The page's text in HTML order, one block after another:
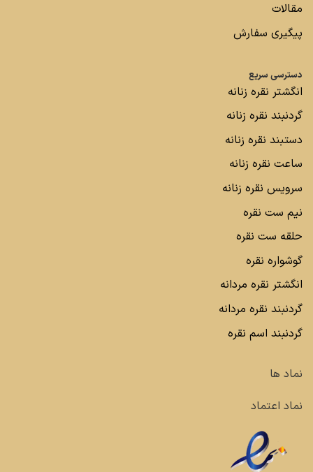
مقالات
پیگیری سفارش
دسترسی سریع
انگشتر نقره زنانه
گردنبند نقره زنانه
دستبند نقره زنانه
ساعت نقره زنانه
سرویس نقره زنانه
نیم ست نقره
حلقه ست نقره
گوشواره نقره
انگشتر نقره مردانه
گردنبند نقره مردانه
گردنبند اسم نقره
نماد ها
نماد اعتماد